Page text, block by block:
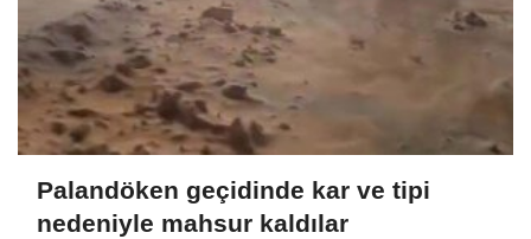
Palandöken geçidinde kar ve tipi
nedeniyle mahsur kaldılar